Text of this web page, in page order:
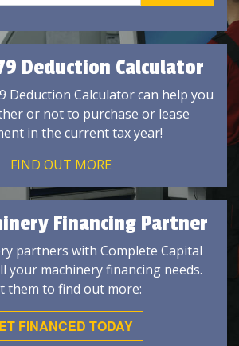
Deduction Calculator
Deduction Calculator can help you
or not to purchase or lease
in the current tax year!
FIND OUT MORE
Financing Partner
partners with Complete Capital
your machinery financing needs.
them to find out more:
FINANCED TODAY